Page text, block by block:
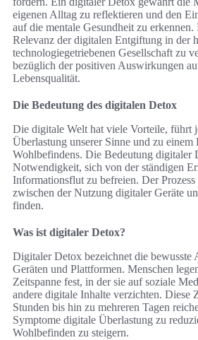
eigenen Alltag zu reflektieren und den
auf die mentale Gesundheit zu
Relevanz der digitalen Entgiftung in der
technologiegetriebenen Gesellschaft zu
bezüglich der positiven Auswirkungen
Lebensqualität.
Die Bedeutung des digitalen Detox
Die digitale Welt hat viele Vorteile, führt
Überlastung unserer Sinne und zu einem
Wohlbefindens. Die Bedeutung digitaler
Notwendigkeit, sich von der ständigen
Informationsflut zu befreien. Der
zwischen der Nutzung digitaler Geräte
finden.
Was ist digitaler Detox?
Digitaler Detox bezeichnet die bewusste
Geräten und Plattformen. Menschen
Zeitspanne fest, in der sie auf soziale
andere digitale Inhalte verzichten. Diese
Stunden bis hin zu mehreren Tagen
Symptome digitale Überlastung zu
Wohlbefinden zu steigern.